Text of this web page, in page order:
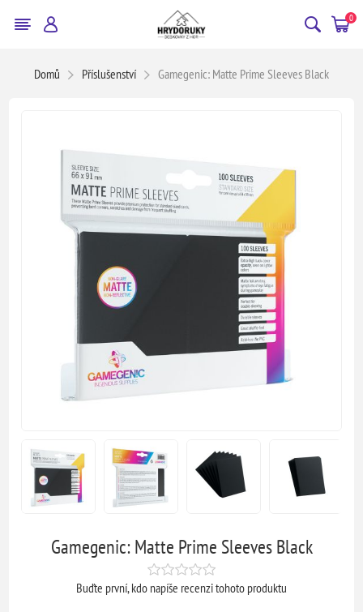
0
Domů Příslušenství Gamegenic: Matte Prime Sleeves Black
Gamegenic: Matte Prime Sleeves Black
Buďte první, kdo napíše recenzi tohoto produktu